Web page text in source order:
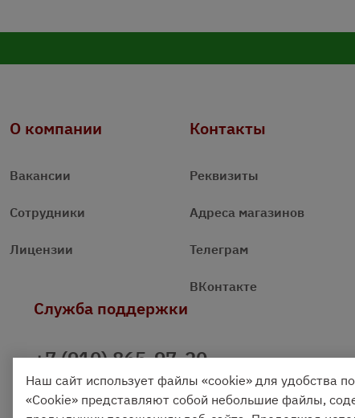
О компании
Вакансии
Сотрудники
Лицензии
Контакты
Реквизиты
Адреса магазинов
Телеграм
ВКонтакте
Служба поддержки
+7 (910) 865-97-20
+7 (4842) 704 555
Наш сайт использует файлы «cookie» для удобства
«Cookie» представляют собой небольшие файлы,